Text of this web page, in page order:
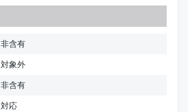
非含有
対象外
非含有
対応